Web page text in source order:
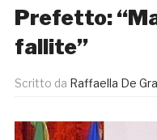
Prefetto:
fallite”
Scritto da Raffaella De